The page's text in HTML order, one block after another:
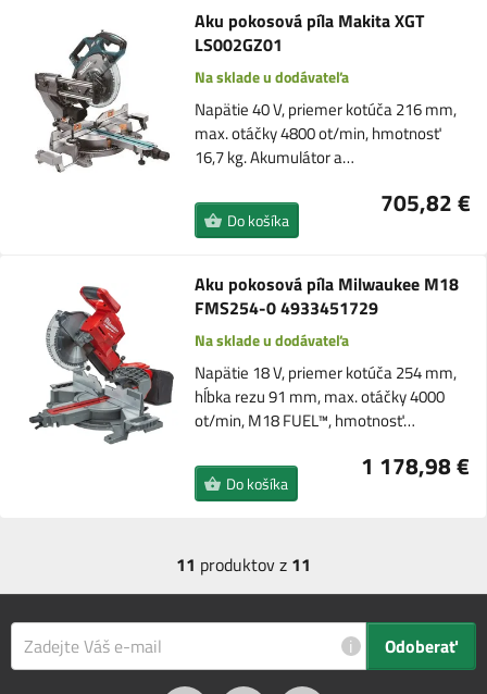
Aku pokosová píla Makita XGT
LS002GZ01
Na sklade u dodávateľa
Napätie 40 V, priemer kotúča 216 mm,
max. otáčky 4800 ot/min, hmotnosť
16,7 kg. Akumulátor a…
705,82 €
Do košíka
Aku pokosová píla Milwaukee M18
FMS254-0 4933451729
Na sklade u dodávateľa
Napätie 18 V, priemer kotúča 254 mm,
hĺbka rezu 91 mm, max. otáčky 4000
ot/min, M18 FUEL™, hmotnosť…
1 178,98 €
Do košíka
11 produktov z 11
i Odoberať